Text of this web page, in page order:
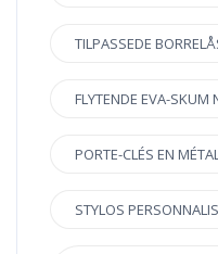
TILPASSEDE
FLYTENDE EVA-SKUM
PORTE-CLÉS EN
STYLOS